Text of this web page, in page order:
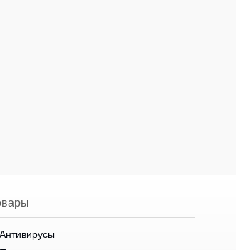
Антивирусы